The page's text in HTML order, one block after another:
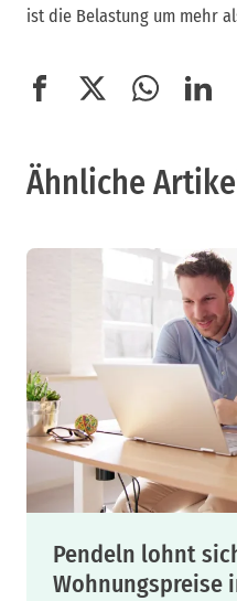
ist die Belastung um mehr
Ähnliche
Pendeln lohnt
Wohnungspreise